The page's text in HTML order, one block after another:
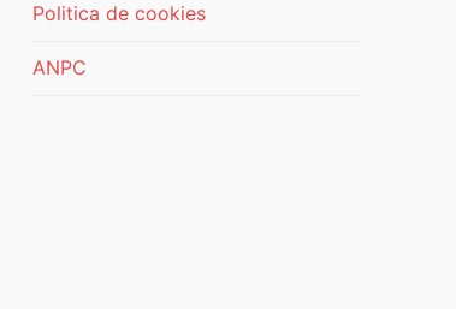
Politica de cookies
ANPC